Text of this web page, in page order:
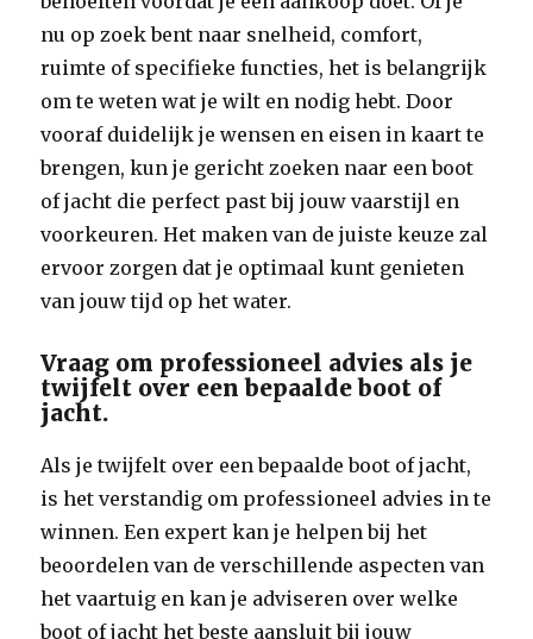
nu op zoek bent naar snelheid, comfort,
ruimte of specifieke functies, het is belangrijk
om te weten wat je wilt en nodig hebt. Door
vooraf duidelijk je wensen en eisen in kaart te
brengen, kun je gericht zoeken naar een boot
of jacht die perfect past bij jouw vaarstijl en
voorkeuren. Het maken van de juiste keuze zal
ervoor zorgen dat je optimaal kunt genieten
van jouw tijd op het water.
Vraag om professioneel advies als je
twijfelt over een bepaalde boot of
jacht.
Als je twijfelt over een bepaalde boot of jacht,
is het verstandig om professioneel advies in te
winnen. Een expert kan je helpen bij het
beoordelen van de verschillende aspecten van
het vaartuig en kan je adviseren over welke
boot of jacht het beste aansluit bij jouw